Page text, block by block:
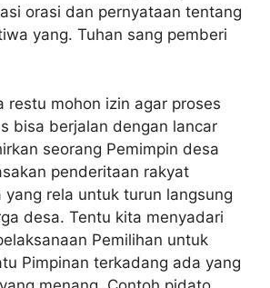
orasi dan pernyataan tentang
yang. Tuhan sang pemberi
restu mohon izin agar proses
bisa berjalan dengan lancar
seorang Pemimpin desa
penderitaan rakyat
yang rela untuk turun langsung
desa. Tentu kita menyadari
Pemilihan untuk
Pimpinan terkadang ada yang